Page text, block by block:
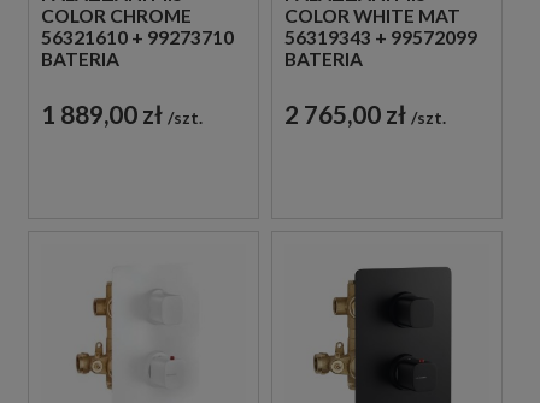
COLOR CHROME
56321610 + 99273710
BATERIA
PODTYNKOWA
JEDNOUCHWYTOWA
1 889,00 zł szt.
COLOR WHITE MAT
56319343 + 99572099
BATERIA
PODTYNKOWA
JEDNOUCHWYTOWA
2 765,00 zł szt.